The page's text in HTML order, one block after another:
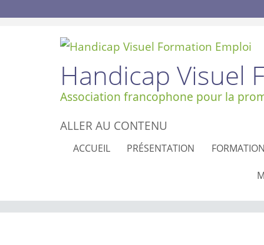
Handicap Visuel
Association francophone pour la
ALLER AU CONTENU
ACCUEIL PRÉSENTATION FORMATION